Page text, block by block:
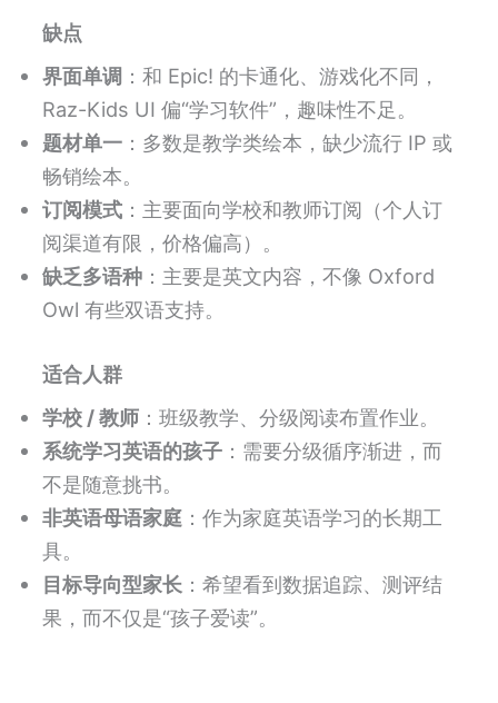
缺点
界面单调 ：和 Epic! 的卡通化、游戏化不同，
Raz-Kids UI 偏“学习软件”，趣味性不足。
题材单一 ：多数是教学类绘本，缺少流行 IP 或
畅销绘本。
订阅模式 ：主要面向学校和教师订阅（个人订
阅渠道有限，价格偏高）。
缺乏多语种 ：主要是英文内容，不像 Oxford
Owl 有些双语支持。
适合人群
学校 / 教师 ：班级教学、分级阅读布置作业。
系统学习英语的孩子 ：需要分级循序渐进，而
不是随意挑书。
非英语母语家庭 ：作为家庭英语学习的长期工
具。
目标导向型家长 ：希望看到数据追踪、测评结
果，而不仅是“孩子爱读”。